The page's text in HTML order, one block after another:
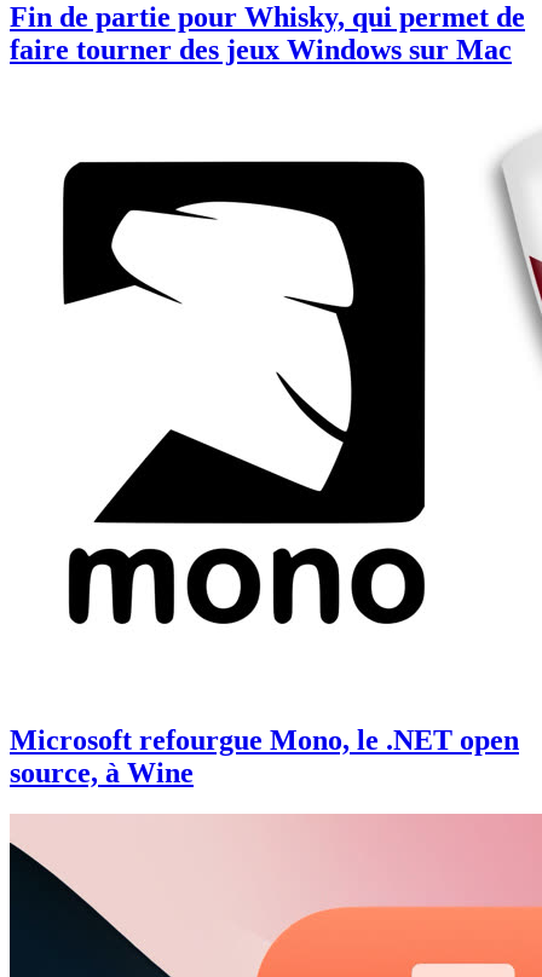
Fin de partie pour Whisky, qui permet de
faire tourner des jeux Windows sur Mac
Microsoft refourgue Mono, le .NET open
source, à Wine